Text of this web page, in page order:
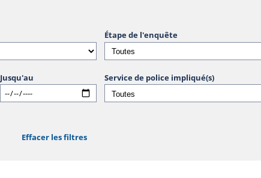
Étape de l'enquête
Jusqu'au Service de police impliqué(s)
Effacer les filtres